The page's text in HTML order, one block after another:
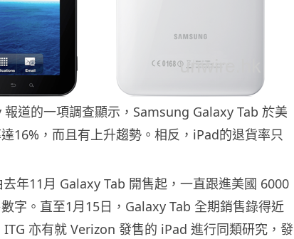
道的一項調查顯示，Samsung Galaxy Tab 於美
16%，而且有上升趨勢。相反，iPad的退貨率只
去年11月 Galaxy Tab 開售起，一直跟進美國 6000
字。直至1月15日，Galaxy Tab 全期銷售錄得近
ITG 亦有就 Verizon 發售的 iPad 進行同類研究，發